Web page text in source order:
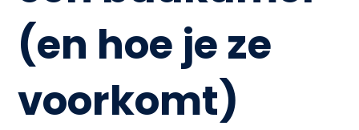
(en hoe je ze
voorkomt)